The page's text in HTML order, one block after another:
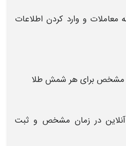
معاملاتو وارد کردن اطلاعات
مشخص برای هر شمش طلا
در زمان مشخص و ثبت